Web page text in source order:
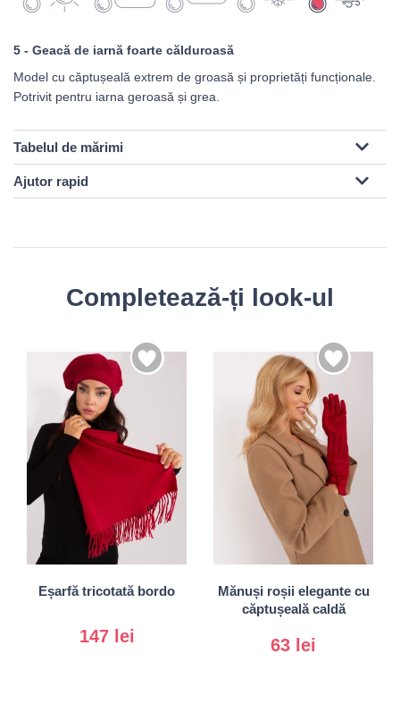
5 - Geacă de iarnă foarte călduroasă
Model cu căptușeală extrem de groasă și proprietăți funcționale.
Potrivit pentru iarna geroasă și grea.
Tabelul de mărimi
Ajutor rapid
Completează-ți look-ul
Eșarfă tricotată bordo
147 lei
Universal
Mănuși roșii elegante cu
căptușeală caldă
63 lei
S/M